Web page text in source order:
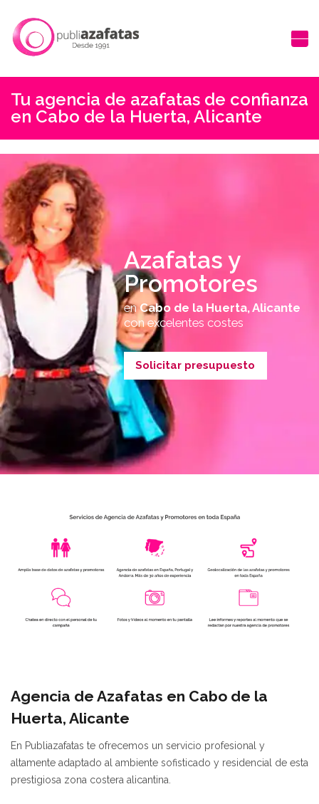
Tu agencia de azafatas de confianza
en Cabo de la Huerta, Alicante
Azafatas y
Promotores
enCabo de la Huerta, Alicante
con excelentes costes
Solicitar presupuesto
Agencia de Azafatas en Cabo de la
Huerta, Alicante
En Publiazafatas te ofrecemos un servicio profesional y
altamente adaptado al ambiente sofisticado y residencial de esta
prestigiosa zona costera alicantina.